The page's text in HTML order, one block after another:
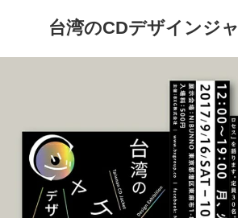
台湾のCDデザインジ